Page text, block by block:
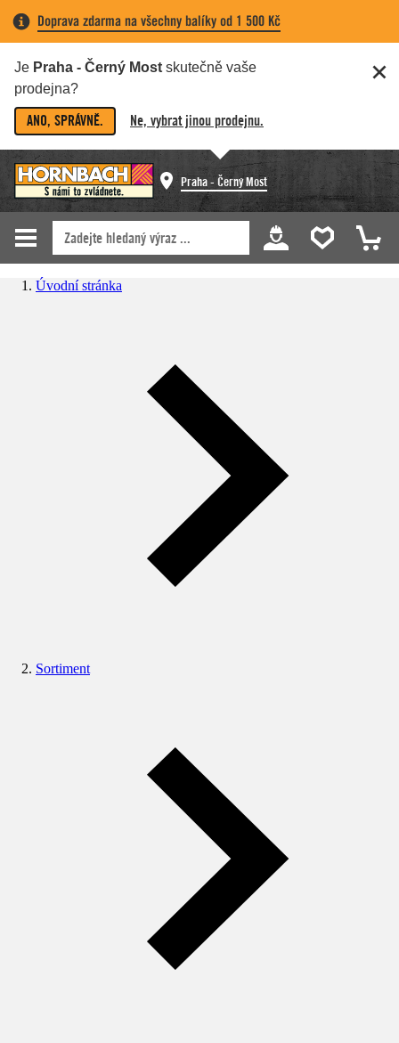
Doprava zdarma na všechny balíky od 1 500 Kč
Je Praha - Černý Most skutečně vaše
prodejna?
ANO, SPRÁVNĚ. Ne, vybrat jinou prodejnu.
Praha - Černý Most
Úvodní stránka
Sortiment